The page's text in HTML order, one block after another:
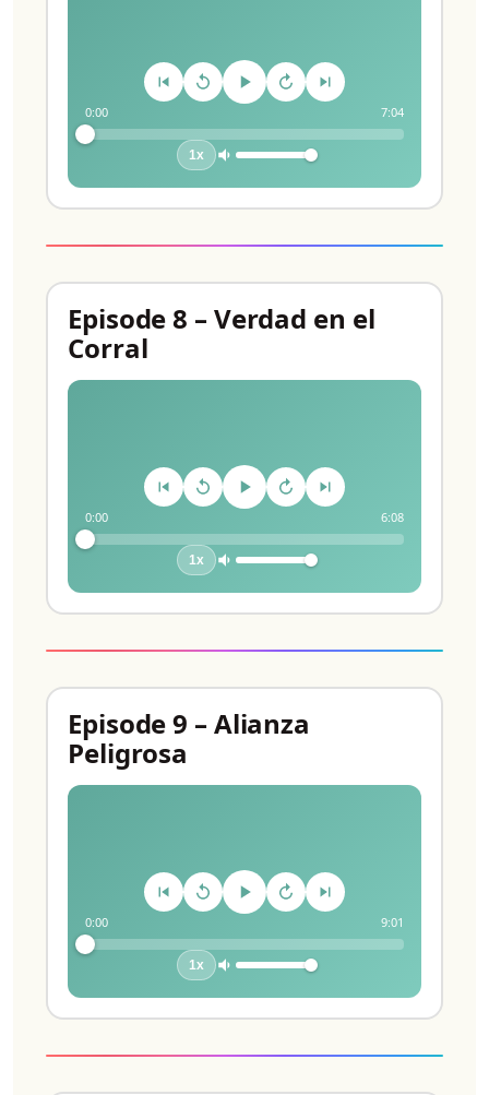
0:00 7:04
1x
Episode 8 – Verdad en el
Corral
0:00 6:08
1x
Episode 9 – Alianza
Peligrosa
0:00 9:01
1x